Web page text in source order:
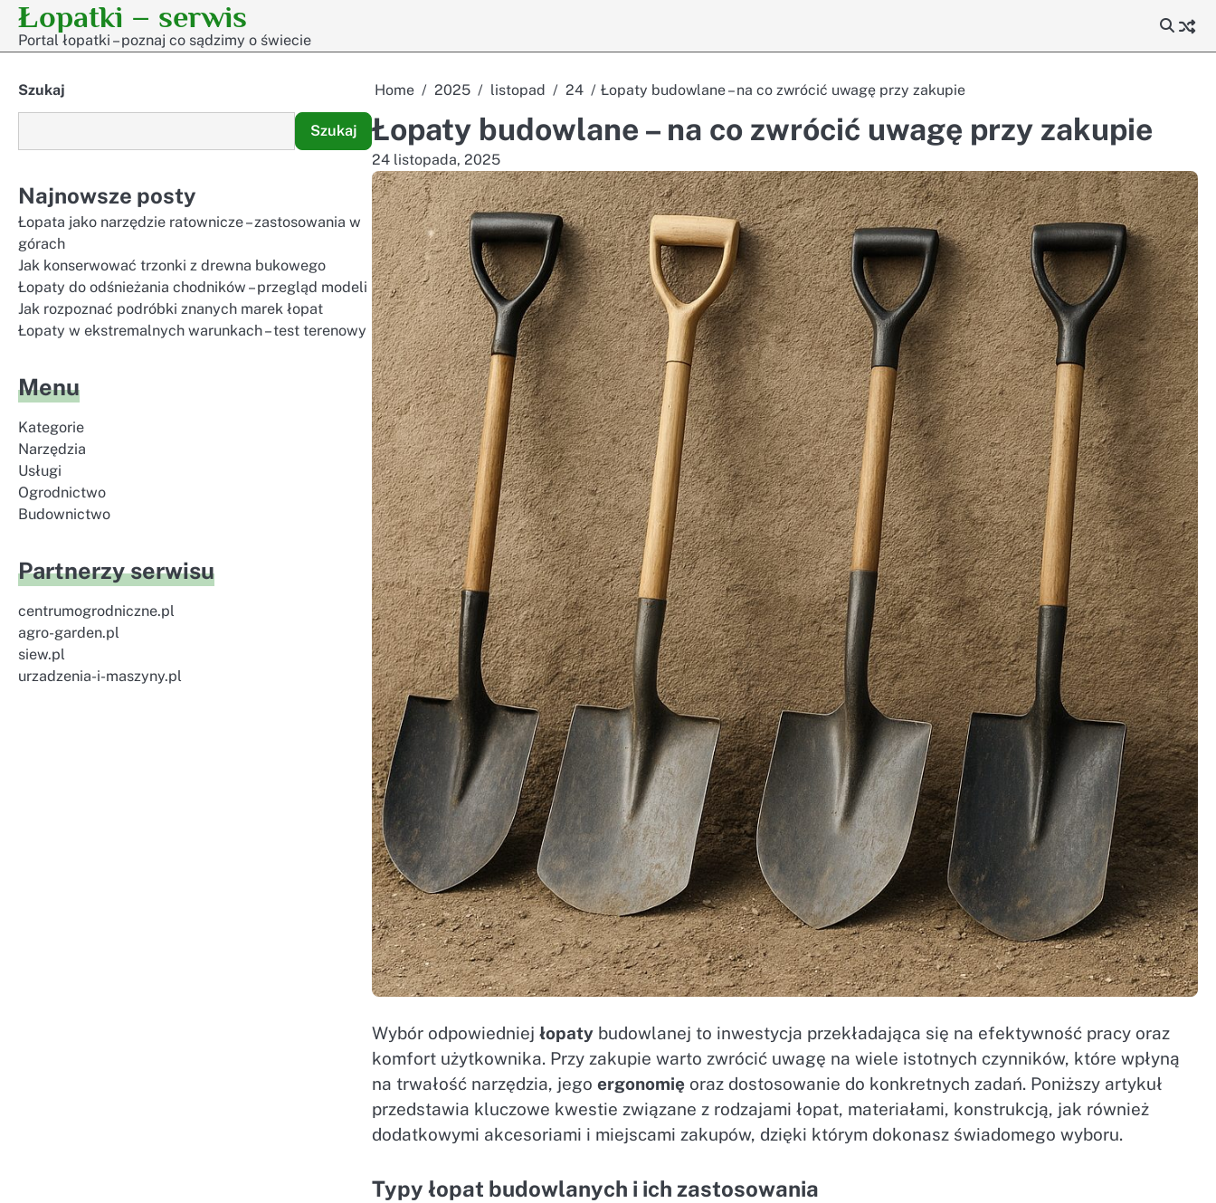
Skip
content
Łopatki – serwis
Portal łopatki – poznaj co sądzimy o świecie
Home 2025 listopad 24 Łopaty budowlane – na co zwrócić uwagę przy zakupie
Łopaty budowlane – na co zwrócić uwagę przy zakupie
24 listopada, 2025
Wybór odpowiedniejłopaty budowlanej to inwestycja przekładająca się na efektywność pracy oraz
komfort użytkownika. Przy zakupie warto zwrócić uwagę na wiele istotnych czynników, które wpłyną
na trwałość narzędzia, jegoergonomię oraz dostosowanie do konkretnych zadań. Poniższy artykuł
przedstawia kluczowe kwestie związane z rodzajami łopat, materiałami, konstrukcją, jak również
dodatkowymi akcesoriami i miejscami zakupów, dzięki którym dokonasz świadomego wyboru.
Typy łopat budowlanych i ich zastosowania
Szukaj
Szukaj
Najnowsze posty
Łopata jako narzędzie ratownicze – zastosowania w
górach
Jak konserwować trzonki z drewna bukowego
Łopaty do odśnieżania chodników – przegląd modeli
Jak rozpoznać podróbki znanych marek łopat
Łopaty w ekstremalnych warunkach – test terenowy
Menu
Kategorie
Narzędzia
Usługi
Ogrodnictwo
Budownictwo
Partnerzy serwisu
centrumogrodniczne.pl
agro-garden.pl
siew.pl
urzadzenia-i-maszyny.pl